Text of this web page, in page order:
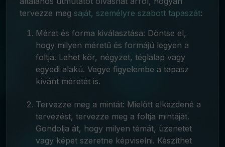
tervezze meg saját, személyre szabott tapaszát:
Méret és forma kiválasztása: Döntse el,
hogy milyen méretű és formájú legyen a
foltja. Lehet kör, négyzet, téglalap vagy
egyedi alakú. Vegye figyelembe a tapasz
kívánt méretét is.
Tervezze meg a mintát: Mielőtt elkezdené a
tervezést, tervezze meg a foltja mintáját.
Gondolja át, hogy milyen témát, üzenetet
vagy képet szeretne képviselni. Készíthet